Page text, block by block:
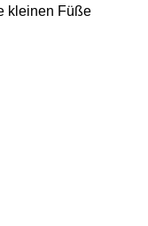
kleinen Füße